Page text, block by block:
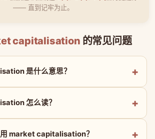
—— 直到记牢为止。
capitalisation 的常见问题
是什么意思？
怎么读？
market capitalisation？